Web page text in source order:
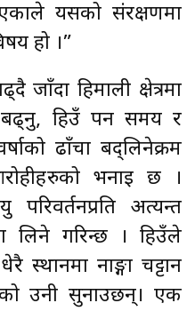
यसको संरक्षणमा
हो ।”
जाँदा हिमाली क्षेत्रमा
हिउँ पर्ने समय र
ढाँचा बद्लिनेक्रम
भनाइ छ ।
परिवर्तनप्रति अत्यन्त
लिने गरिन्छ । हिउँले
स्थानमा नाङ्गा चट्टान
उनी सुनाउछन्। एक